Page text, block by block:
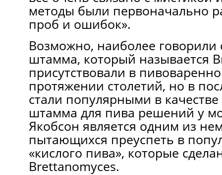
методы были первоначально
проб и ошибок».
Возможно, наиболее говорили
штамма, который называется
присутствовали в
протяжении столетий, нo в
стали популярными в
штамма для пива решений у
Якобсон является одним из
пытающихся преуспеть в
«кислого пива», которые
Brettanomyces.